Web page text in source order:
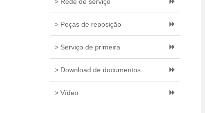
> Peças de reposição
> Serviço de primeira
> Download de documentos
> Vídeo